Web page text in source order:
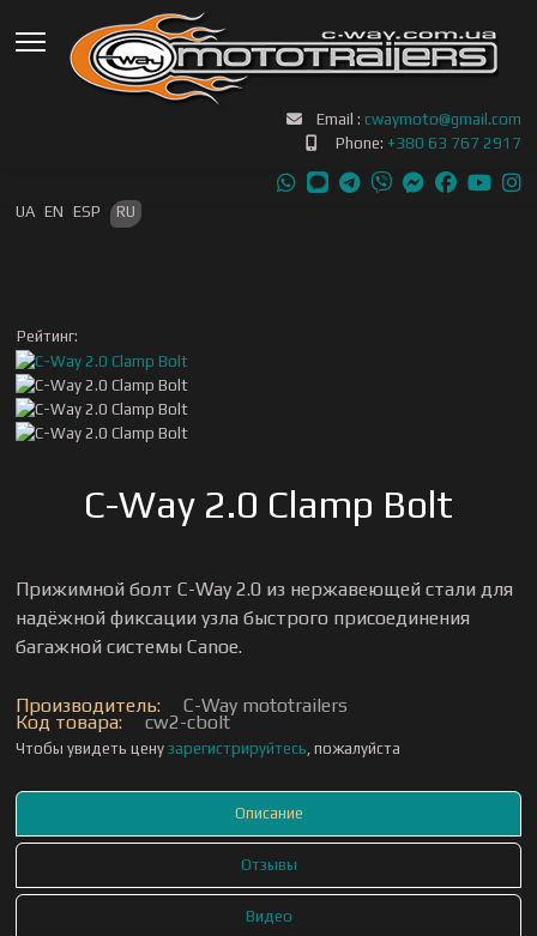
Email : cwaymoto@gmail.com
Phone: +380 63 767 2917
Выберите язык
UA EN ESP RU
Рейтинг:
C-Way 2.0 Clamp Bolt
Прижимной болт C-Way 2.0 из нержавеющей стали для
надёжной фиксации узла быстрого присоединения
багажной системы Canoe.
Производитель: C-Way mototrailers
Код товара: cw2-cbolt
Чтобы увидеть ценузарегистрируйтесь, пожалуйста
Описание
Отзывы
Видео